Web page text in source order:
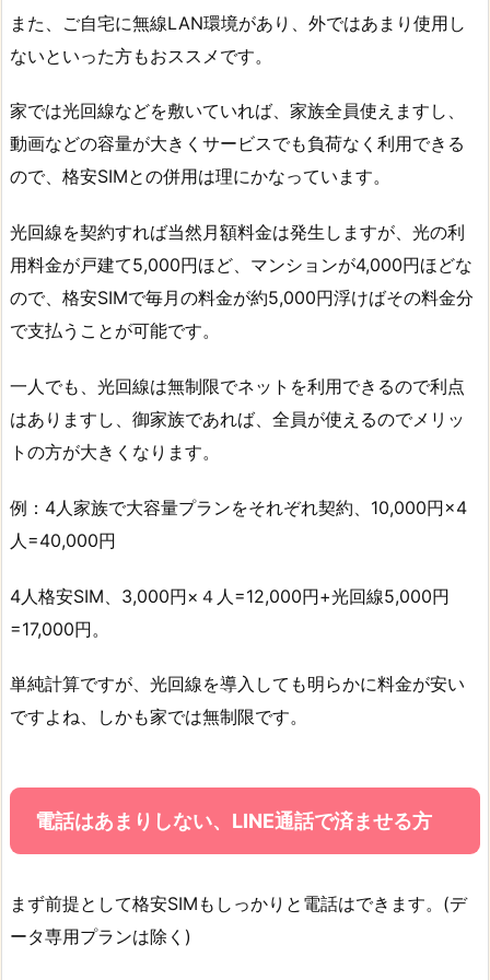
また、ご自宅に無線LAN環境があり、外ではあまり使用し
ないといった方もおススメです。
家では光回線などを敷いていれば、家族全員使えますし、
動画などの容量が大きくサービスでも負荷なく利用できる
ので、格安SIMとの併用は理にかなっています。
光回線を契約すれば当然月額料金は発生しますが、光の利
用料金が戸建て5,000円ほど、マンションが4,000円ほどな
ので、格安SIMで毎月の料金が約5,000円浮けばその料金分
で支払うことが可能です。
一人でも、光回線は無制限でネットを利用できるので利点
はありますし、御家族であれば、全員が使えるのでメリッ
トの方が大きくなります。
例：4人家族で大容量プランをそれぞれ契約、10,000円×4
人=40,000円
4人格安SIM、3,000円×４人=12,000円+光回線5,000円
=17,000円。
単純計算ですが、光回線を導入しても明らかに料金が安い
ですよね、しかも家では無制限です。
電話はあまりしない、LINE通話で済ませる方
まず前提として格安SIMもしっかりと電話はできます。(デ
ータ専用プランは除く)